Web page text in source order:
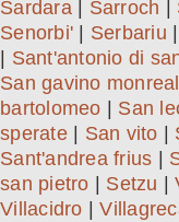
Sardara| Sarroch
Senorbi'
Serbariu
Sant'antonio di
San gavino
bartolomeo
San
sperate| San vito
Sant'andrea frius
san pietro
Setzu |
Villacidro |